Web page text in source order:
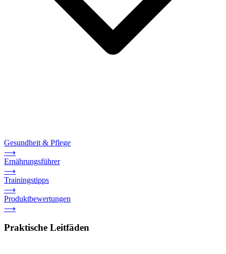
Gesundheit & Pflege
⟶
Ernährungsführer
⟶
Trainingstipps
⟶
Produktbewertungen
⟶
Praktische Leitfäden